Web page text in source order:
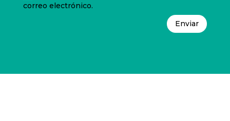
correo electrónico.
Enviar